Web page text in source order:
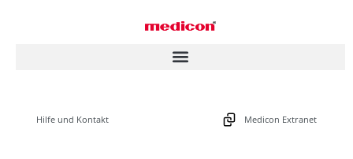
Hilfe und Kontakt Medicon Extranet